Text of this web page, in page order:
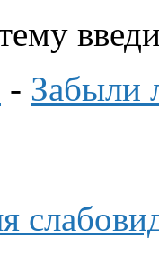
- Забыли